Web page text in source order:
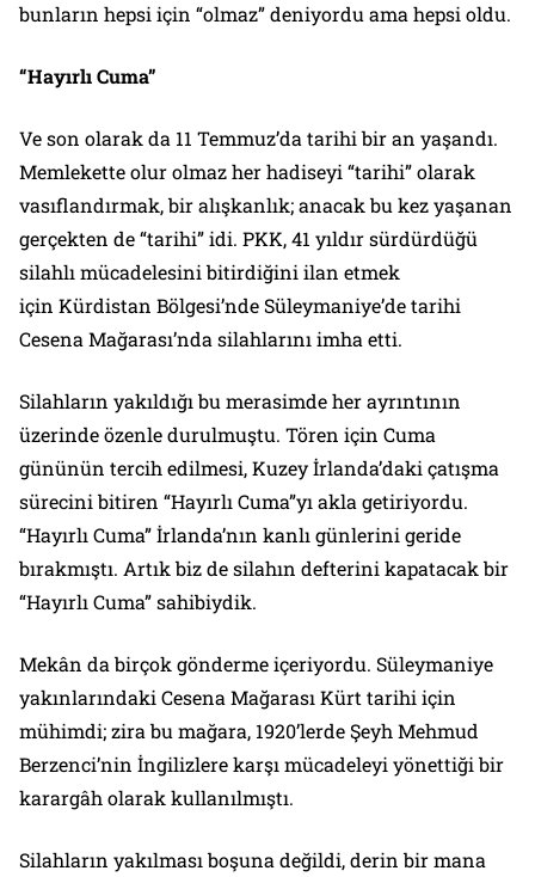
bunların hepsi için “olmaz” deniyordu ama hepsi oldu.
“Hayırlı Cuma”
Ve son olarak da 11 Temmuz’da tarihi bir an yaşandı.
Memlekette olur olmaz her hadiseyi “tarihi” olarak
vasıflandırmak, bir alışkanlık; anacak bu kez yaşanan
gerçekten de “tarihi” idi. PKK, 41 yıldır sürdürdüğü
silahlı mücadelesini bitirdiğini ilan etmek
için Kürdistan Bölgesi’nde Süleymaniye’de tarihi
Cesena Mağarası’nda silahlarını imha etti.
Silahların yakıldığı bu merasimde her ayrıntının
üzerinde özenle durulmuştu. Tören için Cuma
gününün tercih edilmesi, Kuzey İrlanda’daki çatışma
sürecini bitiren “Hayırlı Cuma”yı akla getiriyordu.
“Hayırlı Cuma” İrlanda’nın kanlı günlerini geride
bırakmıştı. Artık biz de silahın defterini kapatacak bir
“Hayırlı Cuma” sahibiydik.
Mekân da birçok gönderme içeriyordu. Süleymaniye
yakınlarındaki Cesena Mağarası Kürt tarihi için
mühimdi; zira bu mağara, 1920’lerde Şeyh Mehmud
Berzenci’nin İngilizlere karşı mücadeleyi yönettiği bir
karargâh olarak kullanılmıştı.
Silahların yakılması boşuna değildi, derin bir mana